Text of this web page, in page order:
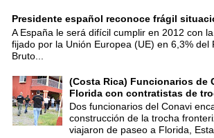
Presidente español reconoce frágil
A España le será difícil cumplir en 2012 con
fijado por la Unión Europea (UE) en 6,3% del
Bruto...
(Costa Rica) Funcionarios de
Florida con contratistas de
Dos funcionarios del Conavi
construcción de la trocha
viajaron de paseo a Florida,